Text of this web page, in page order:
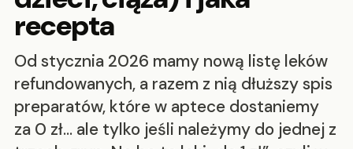
recepta
Od stycznia 2026 mamy nową listę leków
refundowanych, a razem z nią dłuższy spis
preparatów, które w aptece dostaniemy
za 0 zł… ale tylko jeśli należymy do jednej z